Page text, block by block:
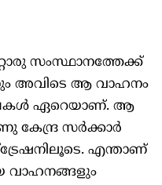
സംസ്ഥാനത്തേക്ക്
അവിടെ ആ വാഹനം
ഏറെയാണ്. ആ
കേന്ദ്ര സർക്കാർ
എന്താണ്
വാഹനങ്ങളും